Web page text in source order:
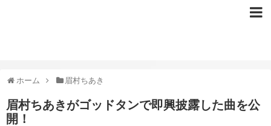
ホーム 眉村ちあき
眉村ちあきがゴッドタンで即興披露した曲を公
開！